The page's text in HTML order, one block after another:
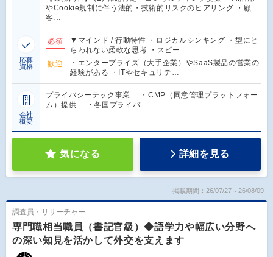
やCookie規制に伴う法的・技術的リスクのヒアリング ・顧
客…
応募
資格
必須
▼マインド / 行動特性 ・ロジカルシンキング ・型にと
らわれない柔軟な思考 ・スピー…
歓迎
・エンタープライズ（大手企業）やSaaS製品の営業の
経験がある ・ITやセキュリテ…
会社
概要
プライバシーテック事業 ・CMP（同意管理プラットフォー
ム）提供 ・各国プライバ…
気になる 詳細を見る
掲載期間：26/07/27～26/08/09
調査員・リサーチャー
専門職相当職員（書記官級）◆語学力や幅広い分野へ
の深い知見を活かして外交を支えます